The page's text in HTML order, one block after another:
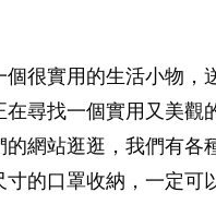
個很實用的生活小物，
在尋找一個實用又美觀
的網站逛逛，我們有各
寸的口罩收納，一定可